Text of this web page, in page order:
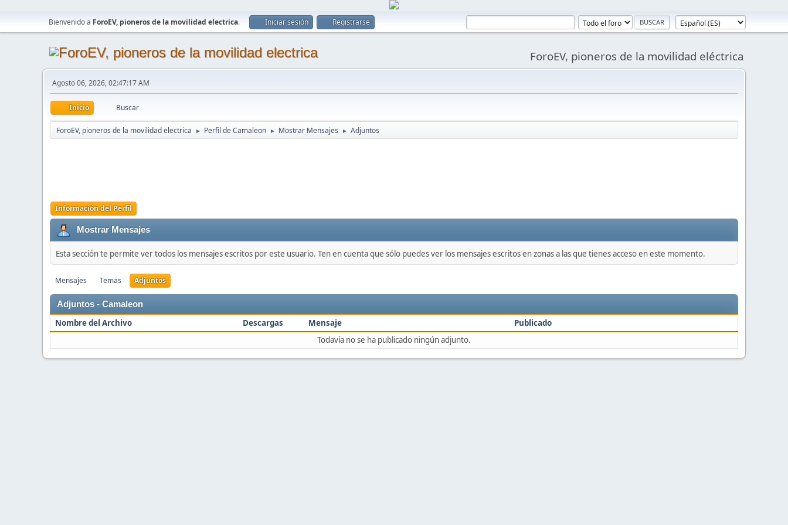
Bienvenido a ForoEV, pioneros de la movilidad electrica. Iniciar sesión Registrarse
ForoEV, pioneros de la movilidad eléctrica
Agosto 06, 2026, 02:47:17 AM
Inicio Buscar
ForoEV, pioneros de la movilidad electrica ► Perfil de Camaleon ► Mostrar Mensajes ► Adjuntos
Información del Perfil
Mostrar Mensajes
Esta sección te permite ver todos los mensajes escritos por este usuario. Ten en cuenta que sólo puedes ver los mensajes escritos en zonas a las que tienes acceso en este momento.
Mensajes Temas Adjuntos
Adjuntos - Camaleon
Nombre del Archivo Descargas Mensaje
Publicado
Todavía no se ha publicado ningún adjunto.